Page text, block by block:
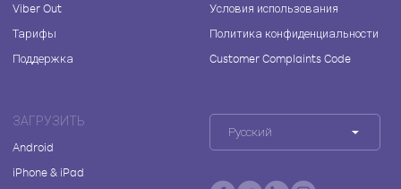
Viber Out
Тарифы
Поддержка
Условия использования
Политика конфиденциальности
Customer Complaints Code
ЗАГРУЗИТЬ
Android
iPhone & iPad
Русский